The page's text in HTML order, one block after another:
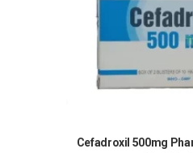
trong thời gian qua. Hy
khách hàng tốt hơn!"
Cefadroxil 500mg